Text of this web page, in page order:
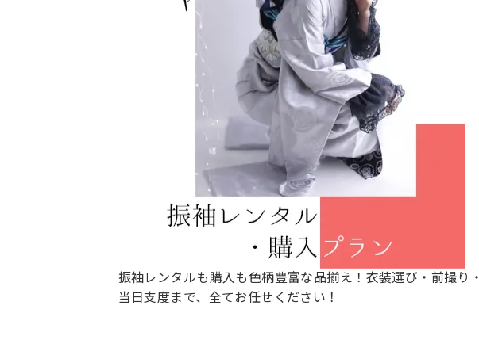
振袖レンタルも購入も色柄豊富な品揃え！衣装選び・前撮り・
当日支度まで、全てお任せください！